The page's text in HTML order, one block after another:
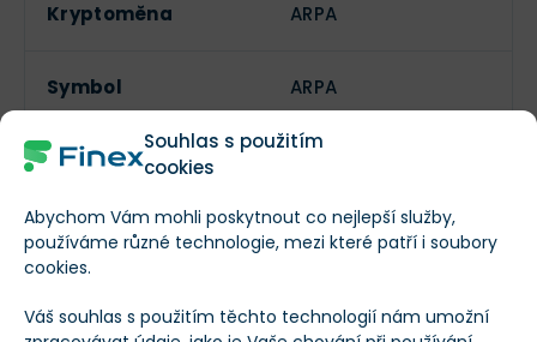
Souhlas s použitím
cookies
Abychom Vám mohli poskytnout co nejlepší služby,
používáme různé technologie, mezi které patří i soubory
cookies.
Váš souhlas s použitím těchto technologií nám umožní
Kryptoměna ARPA
Symbol ARPA
Aktuální počet